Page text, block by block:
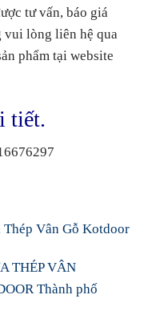
tư vấn, báo giá
vui lòng liên hệ qua
phẩm tại website
tiết.
Thép Vân Gỗ Kotdoor
THÉP VÂN
Thành phố